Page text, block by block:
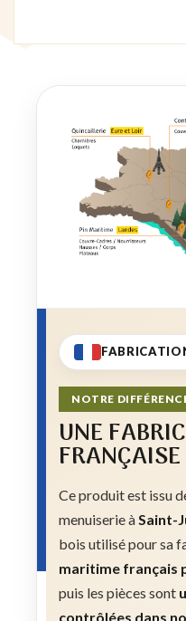
NOTRE
UNE
FRANÇAISE
Ce produit est issu
menuiserie à Saint-
bois utilisé pour sa
maritime français
puis les pièces sont
contrôlées dans